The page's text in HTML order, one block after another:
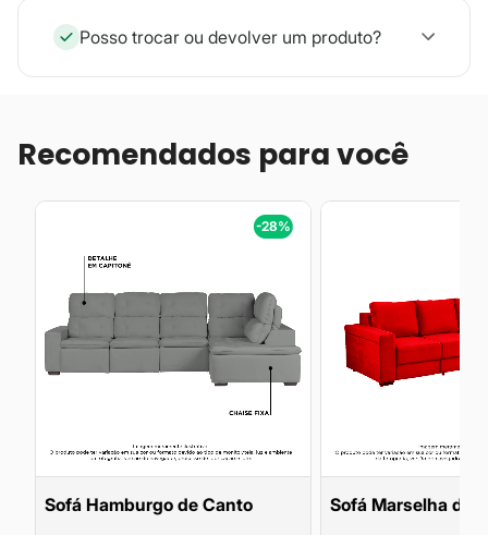
Posso trocar ou devolver um produto?
Recomendados para você
-28%
Sofá Hamburgo de Canto Sofá Marselha de